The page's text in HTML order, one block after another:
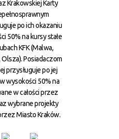
Krakowskiej Karty
po ich okazaniu
50% na kursy stałe
KFK (Malwa,
Posiadaczom
przysługuje po jej
wysokości 50% na
w całości przez
wybrane projekty
Miasto Kraków.